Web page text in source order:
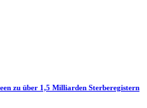
zu über 1,5 Milliarden Sterberegistern